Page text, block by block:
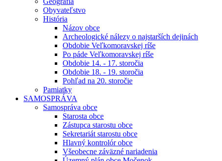
Obyvateľstvo
História
Názov obce
Archeologické nálezy o najstarších dejinách
Obdobie Veľkomoravskej ríše
Po páde Veľkomoravskej ríše
Obdobie 14. - 17. storočia
Obdobie 18. - 19. storočia
Pohľad na 20. storočie
Pamiatky
SAMOSPRÁVA
Samospráva obce
Starosta obce
Zástupca starostu obce
Sekretariát starostu obce
Hlavný kontrolór obce
Všeobecne záväzné nariadenia